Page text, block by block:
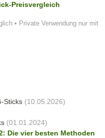
• Private Verwendung nur mit
Preisvergleich
Sticks(10.05.2026)
(01.01.2024)
Die vier besten Methoden